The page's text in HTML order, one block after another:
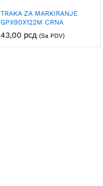
TRAKA ZA MARKIRANJE
GPX90X122M CRNA
43,00 рсд (Sa PDV)